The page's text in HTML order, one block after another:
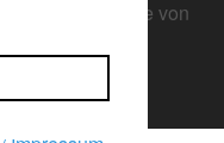
Nienberge von